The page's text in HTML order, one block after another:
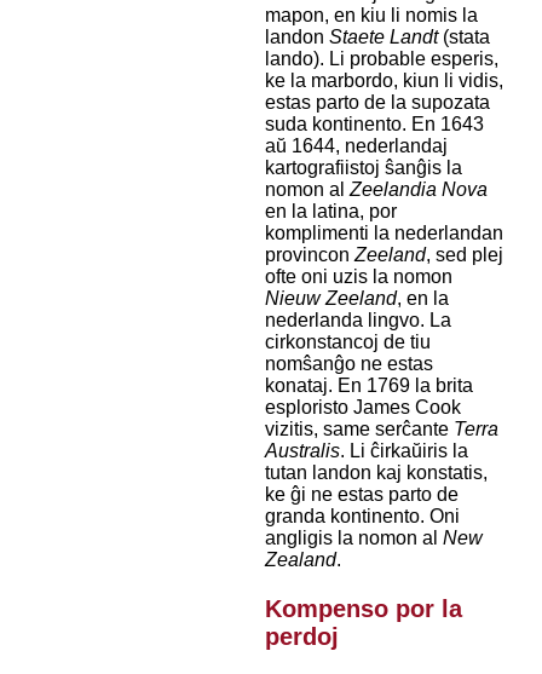
mapon, en kiu li nomis la
landon Staete Landt(stata
lando). Li probable esperis,
ke la marbordo, kiun li vidis,
estas parto de la supozata
suda kontinento. En 1643
aŭ 1644, nederlandaj
kartografiistoj ŝanĝis la
nomon al Zeelandia Nova
en la latina, por
komplimenti la nederlandan
provincon Zeeland, sed plej
ofte oni uzis la nomon
Nieuw Zeeland, en la
nederlanda lingvo. La
cirkonstancoj de tiu
nomŝanĝo ne estas
konataj. En 1769 la brita
esploristo James Cook
vizitis, same serĉante Terra
Australis. Li ĉirkaŭiris la
tutan landon kaj konstatis,
ke ĝi ne estas parto de
granda kontinento. Oni
angligis la nomon al New
Zealand.
Kompenso por la
perdoj